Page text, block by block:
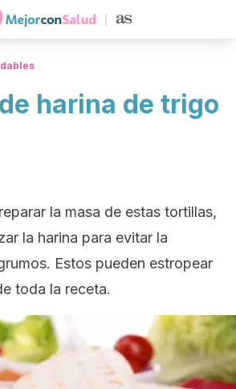
harina de trigo
la masa de estas tortillas,
la harina para evitar la
Estos pueden estropear
toda la receta.